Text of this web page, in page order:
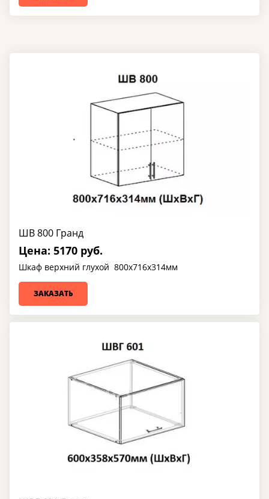
ШВ 800 Гранд
Цена: 5170 руб.
Шкаф верхний глухой 800х716х314мм
ЗАКАЗАТЬ